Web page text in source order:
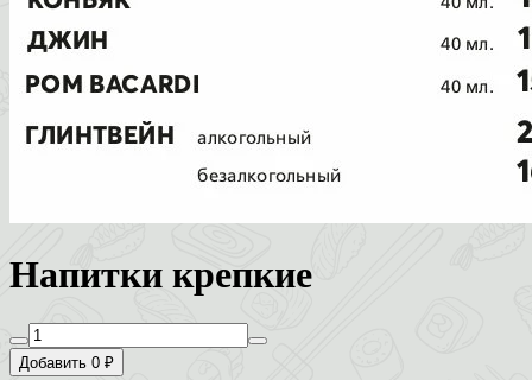
Напитки крепкие
Добавить 0 ₽